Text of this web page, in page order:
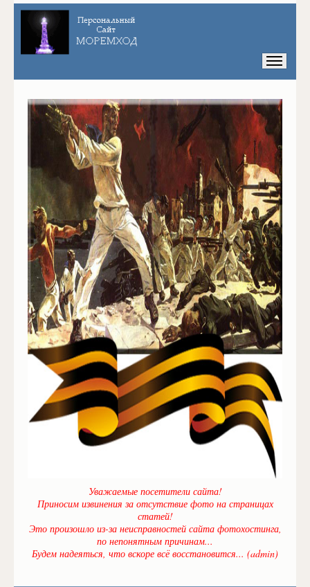
Уважаемые посетители сайта!
Приносим извинения за отсутствие фото на страницах
статей!
Это произошло из-за неисправностей сайта фотохостинга,
по непонятным причинам...
Будем надеяться, что вскоре всё восстановится... (admin)